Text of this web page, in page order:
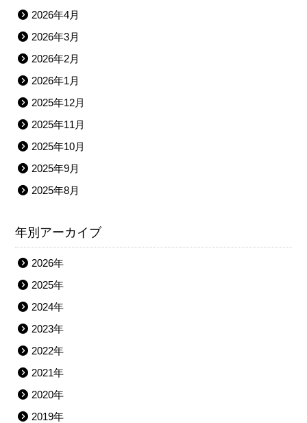
2026年4月
2026年3月
2026年2月
2026年1月
2025年12月
2025年11月
2025年10月
2025年9月
2025年8月
年別アーカイブ
2026年
2025年
2024年
2023年
2022年
2021年
2020年
2019年